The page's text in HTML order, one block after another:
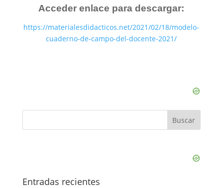
Acceder enlace para descargar:
https://materialesdidacticos.net/2021/02/18/modelo-
cuaderno-de-campo-del-docente-2021/
Entradas recientes